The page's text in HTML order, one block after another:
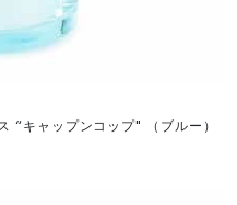
“キャップンコップ" （ブルー）